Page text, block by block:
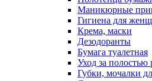
Маникюрные
Гигиена для
Крема, маски
Дезодоранты
Бумага туалетная
Уход за полостью
Губки, мочалки